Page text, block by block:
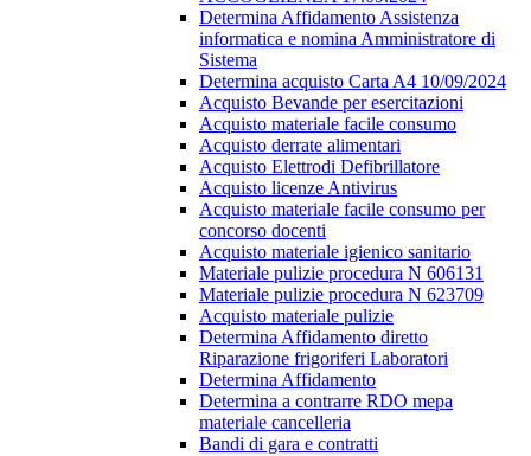
Determina Affidamento Assistenza
informatica e nomina Amministratore di
Sistema
Determina acquisto Carta A4 10/09/2024
Acquisto Bevande per esercitazioni
Acquisto materiale facile consumo
Acquisto derrate alimentari
Acquisto Elettrodi Defibrillatore
Acquisto licenze Antivirus
Acquisto materiale facile consumo per
concorso docenti
Acquisto materiale igienico sanitario
Materiale pulizie procedura N 606131
Materiale pulizie procedura N 623709
Acquisto materiale pulizie
Determina Affidamento diretto
Riparazione frigoriferi Laboratori
Determina Affidamento
Determina a contrarre RDO mepa
materiale cancelleria
Bandi di gara e contratti